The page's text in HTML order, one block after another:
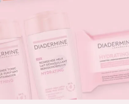
Hautstraffung
Inspiration
Kontakt
French